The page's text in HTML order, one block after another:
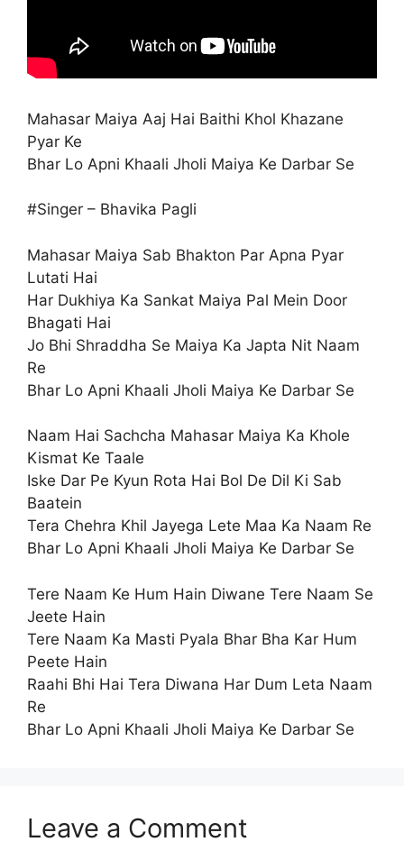
Mahasar Maiya Aaj Hai Baithi Khol Khazane
Pyar Ke
Bhar Lo Apni Khaali Jholi Maiya Ke Darbar Se
#Singer – Bhavika Pagli
Mahasar Maiya Sab Bhakton Par Apna Pyar
Lutati Hai
Har Dukhiya Ka Sankat Maiya Pal Mein Door
Bhagati Hai
Jo Bhi Shraddha Se Maiya Ka Japta Nit Naam
Re
Bhar Lo Apni Khaali Jholi Maiya Ke Darbar Se
Naam Hai Sachcha Mahasar Maiya Ka Khole
Kismat Ke Taale
Iske Dar Pe Kyun Rota Hai Bol De Dil Ki Sab
Baatein
Tera Chehra Khil Jayega Lete Maa Ka Naam Re
Bhar Lo Apni Khaali Jholi Maiya Ke Darbar Se
Tere Naam Ke Hum Hain Diwane Tere Naam Se
Jeete Hain
Tere Naam Ka Masti Pyala Bhar Bha Kar Hum
Peete Hain
Raahi Bhi Hai Tera Diwana Har Dum Leta Naam
Re
Bhar Lo Apni Khaali Jholi Maiya Ke Darbar Se
Leave a Comment